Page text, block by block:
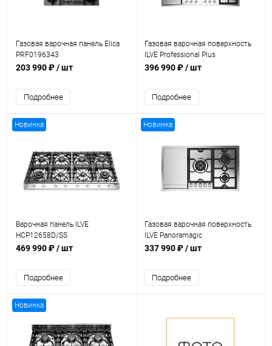
Газовая варочная панель Elica
PRF0196343
203 990 ₽/ шт
Подробнее
Газовая варочная поверхность
ILVE Professional Plus
HCPT125FDD/SS
396 990 ₽/ шт
Подробнее
Новинка
Варочная панель ILVE
HCP12658D/SS
469 990 ₽/ шт
Подробнее
Новинка
Газовая варочная поверхность
ILVE Panoramagic
HCPMT95FD/SS
337 990 ₽/ шт
Подробнее
Новинка